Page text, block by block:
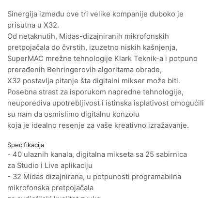
Sinergija između ove tri velike kompanije duboko je
prisutna u X32.
Od netaknutih, Midas-dizajniranih mikrofonskih
pretpojačala do čvrstih, izuzetno niskih kašnjenja,
SuperMAC mrežne tehnologije Klark Teknik-a i potpuno
prerađenih Behringerovih algoritama obrade,
X32 postavlja pitanje šta digitalni mikser može biti.
Posebna strast za isporukom napredne tehnologije,
neuporediva upotrebljivost i istinska isplativost omogućili
su nam da osmislimo digitalnu konzolu
koja je idealno resenje za vaše kreativno izražavanje.
Specifikacija
- 40 ulaznih kanala, digitalna mikseta sa 25 sabirnica
za Studio i Live aplikaciju
- 32 Midas dizajnirana, u potpunosti programabilna
mikrofonska pretpojačala